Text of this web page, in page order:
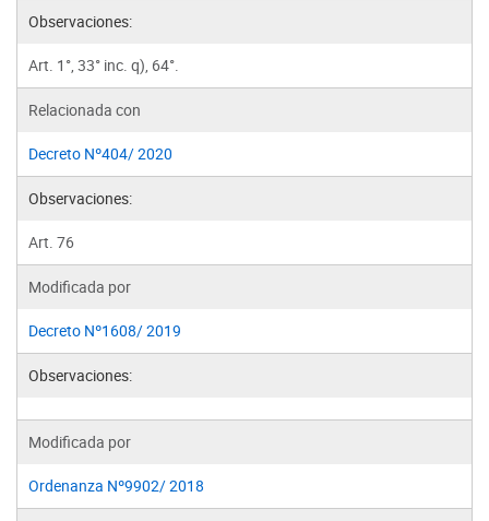
Observaciones:
Art. 1°, 33° inc. q), 64°.
Relacionada con
Decreto Nº404/ 2020
Observaciones:
Art. 76
Modificada por
Decreto Nº1608/ 2019
Observaciones:
Modificada por
Ordenanza Nº9902/ 2018